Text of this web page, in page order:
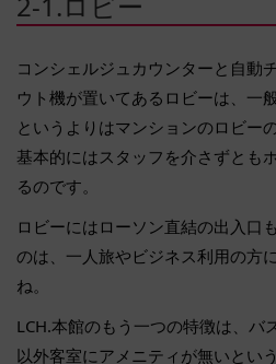
コンシェルジュカウンターと自動
ウト機が置いてあるロビーは、一
というよりはマンションのロビーの
基本的にはスタッフを介さずとも
るのです。
ロビーにはローソン直結の出入口
のは、一人旅やビジネス利用の方
ね。
LCH.本館のもう一つの特徴は、バ
以外客室にアメニティが無いという